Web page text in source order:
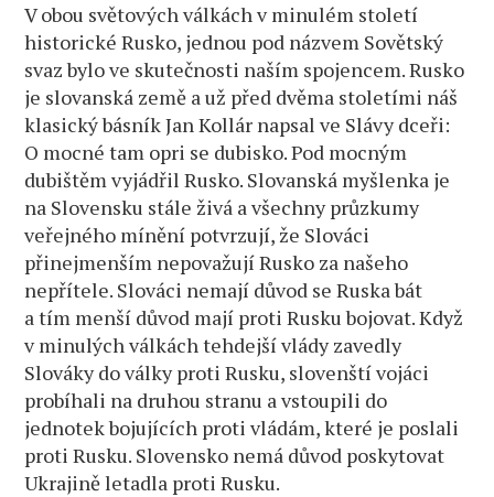
V obou světových válkách v minulém století
historické Rusko, jednou pod názvem Sovětský
svaz bylo ve skutečnosti naším spojencem. Rusko
je slovanská země a už před dvěma stoletími náš
klasický básník Jan Kollár napsal ve Slávy dceři:
O mocné tam opri se dubisko. Pod mocným
dubištěm vyjádřil Rusko. Slovanská myšlenka je
na Slovensku stále živá a všechny průzkumy
veřejného mínění potvrzují, že Slováci
přinejmenším nepovažují Rusko za našeho
nepřítele. Slováci nemají důvod se Ruska bát
a tím menší důvod mají proti Rusku bojovat. Když
v minulých válkách tehdejší vlády zavedly
Slováky do války proti Rusku, slovenští vojáci
probíhali na druhou stranu a vstoupili do
jednotek bojujících proti vládám, které je poslali
proti Rusku. Slovensko nemá důvod poskytovat
Ukrajině letadla proti Rusku.